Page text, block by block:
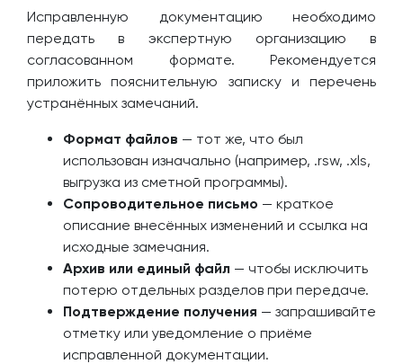
Исправленную документацию необходимо
передать в экспертную организацию в
согласованном формате. Рекомендуется
приложить пояснительную записку и перечень
устранённых замечаний.
Формат файлов — тот же, что был
использован изначально (например, .rsw, .xls,
выгрузка из сметной программы).
Сопроводительное письмо — краткое
описание внесённых изменений и ссылка на
исходные замечания.
Архив или единый файл — чтобы исключить
потерю отдельных разделов при передаче.
Подтверждение получения — запрашивайте
отметку или уведомление о приёме
исправленной документации.